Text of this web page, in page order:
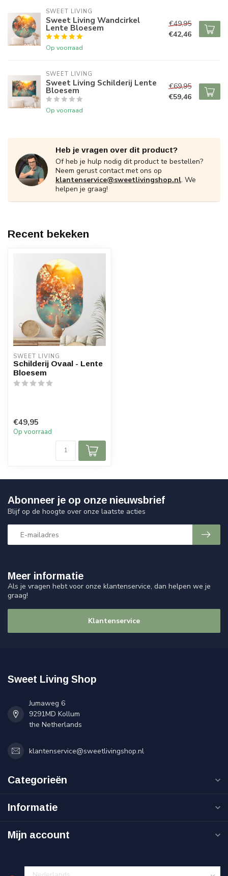
SWEET LIVING
Sweet Living Wandcirkel
Lente Bloesem
Op voorraad
€49,95
€42,46
SWEET LIVING
Sweet Living Schilderij Lente
Bloesem
Op voorraad
€69,95
€59,46
Heb je vragen over dit product?
Of heb je hulp nodig dit product te bestellen?
Neem gerust contact met ons op
klantenservice@sweetlivingshop.nl. We
helpen je graag!
Recent bekeken
SWEET LIVING
Schilderij Ovaal - Lente
Bloesem
€49,95
Op voorraad
Meer informatie
Als je vragen hebt voor onze klantenservice, dan helpen we je
graag!
Klantenservice
Abonneer je op onze nieuwsbrief
Blijf op de hoogte over onze laatste acties
Sweet Living Shop
Jumaweg 6
9291MD Kollum
the Netherlands
klantenservice@sweetlivingshop.nl
Categorieën
Informatie
Mijn account